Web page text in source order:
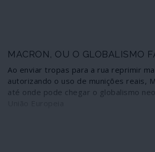
MACRON, OU O GLOBALISMO
Ao enviar tropas para a rua reprimir
autorizando o uso de munições reais,
até onde pode chegar o globalismo